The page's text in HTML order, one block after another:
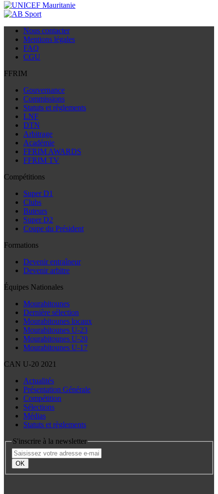
Nous contacter
Mentions légales
FAQ
CGU
FFRIM
Gouvernance
Commissions
Statuts et règlements
LNF
DTN
Arbitrage
Académie
FFRIM AWARDS
FFRIM TV
Compétitions
Super D1
Clubs
Buteurs
Super D2
Coupe du Président
Formations
Devenir entraîneur
Devenir arbitre
Équipes Nationales
Mourabitounes
Dernière sélection
Mourabitounes locaux
Mourabitounes U-23
Mourabitounes U-20
Mourabitounes U-17
CAN U-20 2021
Actualités
Présentation Générale
Compétition
Sélections
Médias
Statuts et règlements
S'inscrire à la newsletter